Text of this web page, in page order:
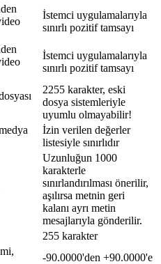
İstemci uygulamalarıyla
sınırlı pozitif tamsayı
İstemci uygulamalarıyla
sınırlı pozitif tamsayı
2255 karakter, eski
dosya sistemleriyle
uyumlu olmayabilir!
İzin verilen değerler
listesiyle sınırlıdır
Uzunluğun 1000
karakterle
sınırlandırılması önerilir,
aşılırsa metnin geri
kalanı ayrı metin
mesajlarıyla gönderilir.
255 karakter
-90.0000'den +90.0000'e